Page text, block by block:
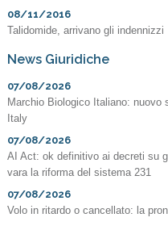
08/11/2016
Talidomide, arrivano gli indennizzi
News Giuridiche
07/08/2026
Marchio Biologico Italiano: nuovo
Italy
07/08/2026
AI Act: ok definitivo ai decreti su
vara la riforma del sistema 231
07/08/2026
Volo in ritardo o cancellato: la